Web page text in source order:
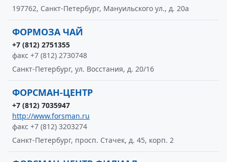
197762, Санкт-Петербург, Мануильского ул., д. 20а
ФОРМОЗА ЧАЙ
+7 (812) 2751355
факс +7 (812) 2730748
Санкт-Петербург, ул. Восстания, д. 20/16
ФОРСМАН-ЦЕНТР
+7 (812) 7035947
http://www.forsman.ru
факс +7 (812) 3203274
Санкт-Петербург, просп. Стачек, д. 45, корп. 2